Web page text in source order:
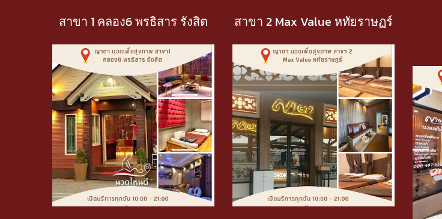
สาขา 1 คลอง6 พรธิสาร รังสิต สาขา 2 Max Value หทัยราษฏร์